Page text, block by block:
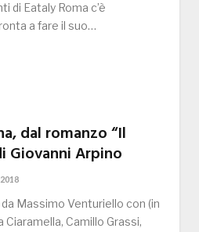
di Eataly Roma c’è
a fare il suo…
dal romanzo “Il
Giovanni Arpino
Massimo Venturiello con (in
Camillo Grassi,